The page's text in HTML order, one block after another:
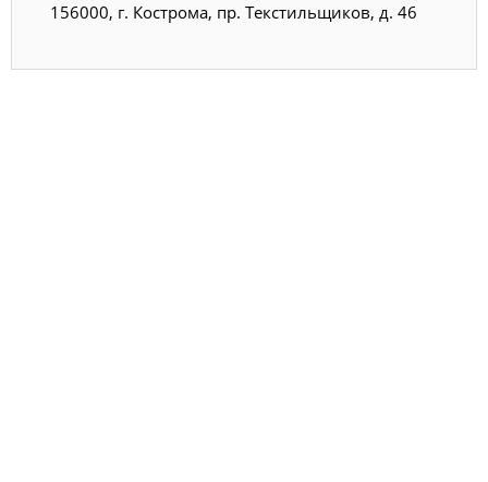
156000, г. Кострома, пр. Текстильщиков, д. 46